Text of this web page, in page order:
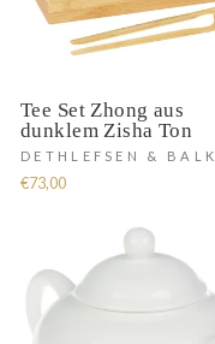
Tee Set Zhong aus
dunklem Zisha Ton
DETHLEFSEN & BALK
€73,00